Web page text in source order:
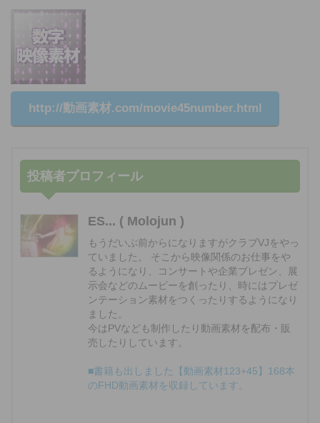
http://動画素材.com/movie45number.html
投稿者プロフィール
ES... ( Molojun )
もうだいぶ前からになりますがクラブVJをやっ
ていました。 そこから映像関係のお仕事をや
るようになり、コンサートや企業プレゼン、展
示会などのムービーを創ったり、時にはプレゼ
ンテーション素材をつくったりするようになり
ました。
今はPVなども制作したり動画素材を配布・販
売したりしています。
■書籍も出しました【動画素材123+45】168本
のFHD動画素材を収録しています。